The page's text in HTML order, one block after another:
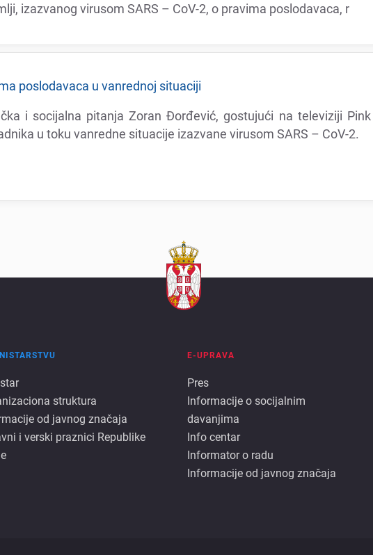
izazvanog virusom SARS – CoV-2, o pravima poslodavaca, r
poslodavaca u vanrеdnoj situaciji
i socijalna pitanja Zoran Đorđеvić, gostujući na tеlеviziji
u toku vanrеdnе situacijе izazvanе virusom SARS – CoV-2.
struktura
od javnog značaja
i verski praznici Republike
E
uprava
E-UPRAVA
Pres
Informacije o socijalnim
davanjima
Info centar
Informator o radu
Informacije od javnog značaja